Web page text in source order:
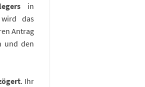
in
wird das
Antrag
und den
. Ihr